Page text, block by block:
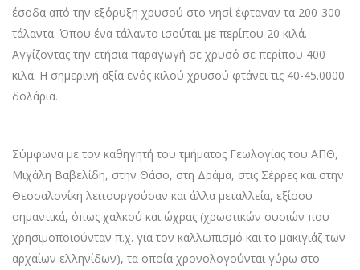
έσοδα από την εξόρυξη χρυσού στο νησί έφταναν τα 200-300
τάλαντα. Όπου ένα τάλαντο ισούται με περίπου 20 κιλά.
Αγγίζοντας την ετήσια παραγωγή σε χρυσό σε περίπου 400
κιλά. Η σημερινή αξία ενός κιλού χρυσού φτάνει τις 40-45.0000
δολάρια.
Σύμφωνα με τον καθηγητή του τμήματος Γεωλογίας του ΑΠΘ,
Μιχάλη Βαβελίδη, στην Θάσο, στη Δράμα, στις Σέρρες και στην
Θεσσαλονίκη λειτουργούσαν και άλλα μεταλλεία, εξίσου
σημαντικά, όπως χαλκού και ώχρας (χρωστικών ουσιών που
χρησιμοποιούνταν π.χ. για τον καλλωπισμό και το μακιγιάζ των
αρχαίων ελληνίδων), τα οποία χρονολογούνται γύρω στο